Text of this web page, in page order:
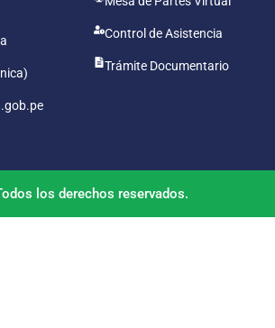
Control de Asistencia
Trámite Documentario
los derechos reservados.